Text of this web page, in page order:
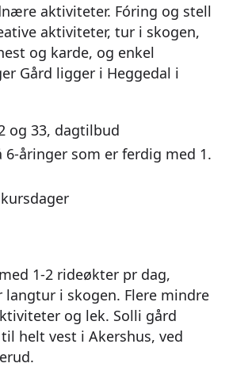
aktiviteter. Fóring og stell
aktiviteter, tur i skogen,
og karde, og enkel
Gård ligger i Heggedal i
og 33, dagtilbud
6-åringer som er ferdig med 1.
1-2 rideøkter pr dag,
langtur i skogen. Flere mindre
og lek. Solli gård
helt vest i Akershus, ved